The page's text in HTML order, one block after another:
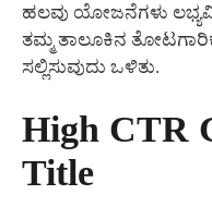
ಹಲವು ಯೋಜನೆಗಳು
ತಮ್ಮ ತಾಲೂಕಿನ
ಸಲ್ಲಿಸುವುದು ಒಳಿತು.
High CTR
Title